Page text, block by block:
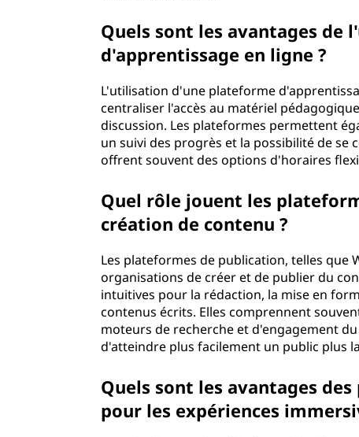
Quels sont les avantages
d'apprentissage en ligne ?
L'utilisation d'une plateforme
centraliser l'accès au matériel
discussion. Les plateformes permettent
un suivi des progrès et la possibilité de se
offrent souvent des options d'horaires
Quel rôle jouent les
création de contenu ?
Les plateformes de publication, telles que
organisations de créer et de publier du
intuitives pour la rédaction, la mise en
contenus écrits. Elles comprennent
moteurs de recherche et d'engagement
d'atteindre plus facilement un public plus
Quels sont les avantages
pour les expériences